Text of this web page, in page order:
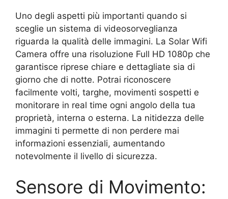
Uno degli aspetti più importanti quando si
sceglie un sistema di videosorveglianza
riguarda la qualità delle immagini. La Solar Wifi
Camera offre una risoluzione Full HD 1080p che
garantisce riprese chiare e dettagliate sia di
giorno che di notte. Potrai riconoscere
facilmente volti, targhe, movimenti sospetti e
monitorare in real time ogni angolo della tua
proprietà, interna o esterna. La nitidezza delle
immagini ti permette di non perdere mai
informazioni essenziali, aumentando
notevolmente il livello di sicurezza.
Sensore di Movimento: